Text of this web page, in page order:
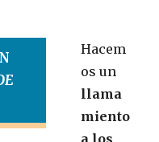
Hacem
os un
llama
miento
a los